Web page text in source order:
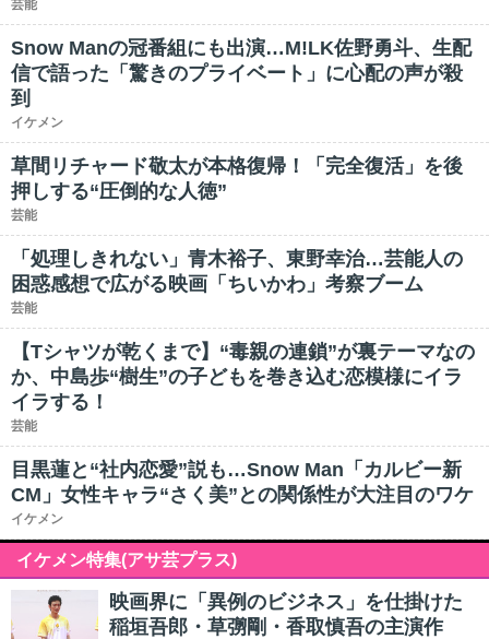
芸能
Snow Manの冠番組にも出演…M!LK佐野勇斗、生配
信で語った「驚きのプライベート」に心配の声が殺
到
イケメン
草間リチャード敬太が本格復帰！「完全復活」を後
押しする“圧倒的な人徳”
芸能
「処理しきれない」青木裕子、東野幸治…芸能人の
困惑感想で広がる映画「ちいかわ」考察ブーム
芸能
【Tシャツが乾くまで】“毒親の連鎖”が裏テーマなの
か、中島歩“樹生”の子どもを巻き込む恋模様にイラ
イラする！
芸能
目黒蓮と“社内恋愛”説も…Snow Man「カルビー新
CM」女性キャラ“さく美”との関係性が大注目のワケ
イケメン
イケメン特集(アサ芸プラス)
映画界に「異例のビジネス」を仕掛けた
稲垣吾郎・草彅剛・香取慎吾の主演作